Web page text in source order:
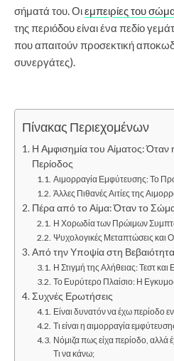
σήματά του. Οιεμπειρίες του
της περιόδου είναι ένα πεδίο
που απαιτούν προσεκτική
συνεργάτες).
Πίνακας Περιεχομένων
Η Αμφισημία του Αίματος: Όταν
Περίοδος
Αιμορραγία Εμφύτευσης: Το
Άλλες Πιθανές Αιτίες της
Πέρα από το Αίμα: Όταν το
Η Χορωδία των Πρώιμων
Ψυχολογικές Μεταπτώσεις και
Από την Υποψία στη
Η Στιγμή της Αλήθειας: Τεστ και
Το Ευρύτερο Πλαίσιο: Η
Συχνές Ερωτήσεις
Είναι δυνατόν να έχω περίοδο
Τι είναι η αιμορραγία
Νόμιζα πως είχα περίοδο,
Τι να κάνω;